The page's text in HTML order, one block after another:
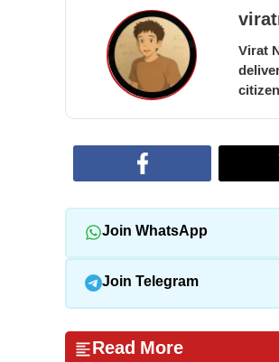
Virat
Join WhatsApp
Join Telegram
Read More